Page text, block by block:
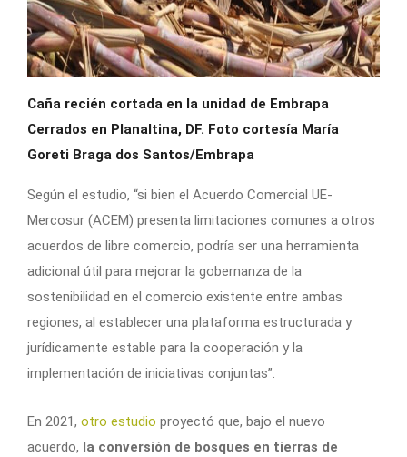
Caña recién cortada en la unidad de Embrapa
Cerrados en Planaltina, DF. Foto cortesía María
Goreti Braga dos Santos/Embrapa
Según el estudio, “si bien el Acuerdo Comercial UE-
Mercosur (ACEM) presenta limitaciones comunes a otros
acuerdos de libre comercio, podría ser una herramienta
adicional útil para mejorar la gobernanza de la
sostenibilidad en el comercio existente entre ambas
regiones, al establecer una plataforma estructurada y
jurídicamente estable para la cooperación y la
implementación de iniciativas conjuntas”.
En 2021, otro estudio proyectó que, bajo el nuevo
acuerdo, la conversión de bosques en tierras de